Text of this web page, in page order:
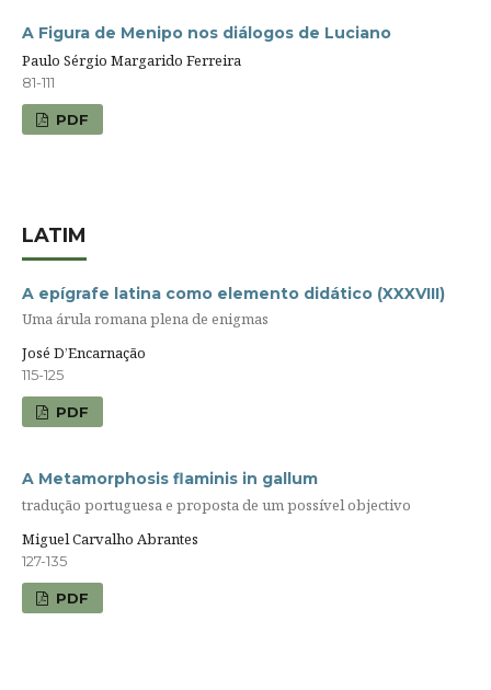
A Figura de Menipo nos diálogos de Luciano
Paulo Sérgio Margarido Ferreira
81-111
PDF
LATIM
A epígrafe latina como elemento didático (XXXVIII)
Uma árula romana plena de enigmas
José D’Encarnação
115-125
PDF
A Metamorphosis flaminis in gallum
tradução portuguesa e proposta de um possível objectivo
Miguel Carvalho Abrantes
127-135
PDF